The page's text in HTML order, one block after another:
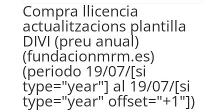
Compra llicencia
actualitzacions plantilla
DIVI (preu anual)
(fundacionmrm.es)
(periodo 19/07/[si
type="year"] al 19/07/[si
type="year" offset="+1"])